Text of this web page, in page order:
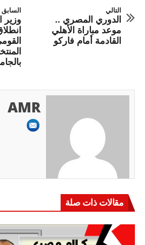
السابق
وزير
التالي
الدوري المصري ..
موعد مباراة الأهلي
القادمة أمام فاركو
AMR
مقالات ذات صلة